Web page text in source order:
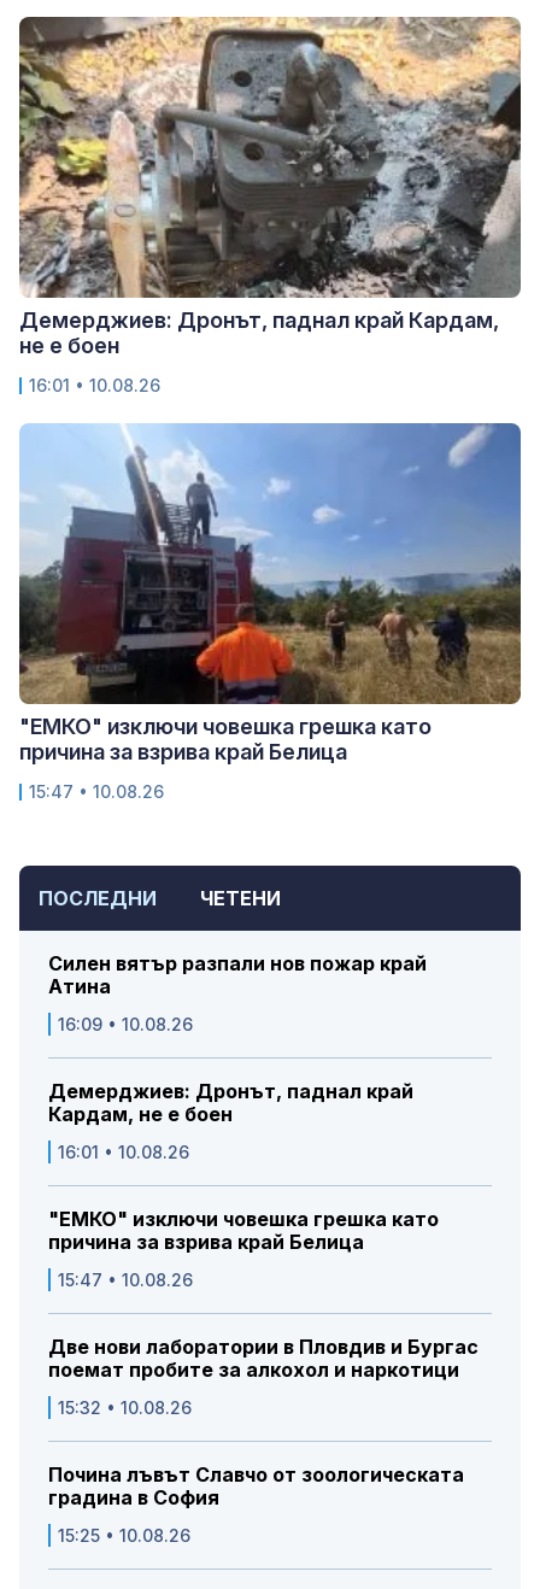
ПОСЛЕДНИ ЧЕТЕНИ
Силен вятър разпали нов пожар край
Атина
16:09 • 10.08.26
Демерджиев: Дронът, паднал край
Кардам, не е боен
16:01 • 10.08.26
"ЕМКО" изключи човешка грешка като
причина за взрива край Белица
15:47 • 10.08.26
Две нови лаборатории в Пловдив и Бургас
поемат пробите за алкохол и наркотици
15:32 • 10.08.26
Почина лъвът Славчо от зоологическата
градина в София
15:25 • 10.08.26
Демерджиев: Дронът, паднал край Кардам,
не е боен
16:01 • 10.08.26
"ЕМКО" изключи човешка грешка като
причина за взрива край Белица
15:47 • 10.08.26